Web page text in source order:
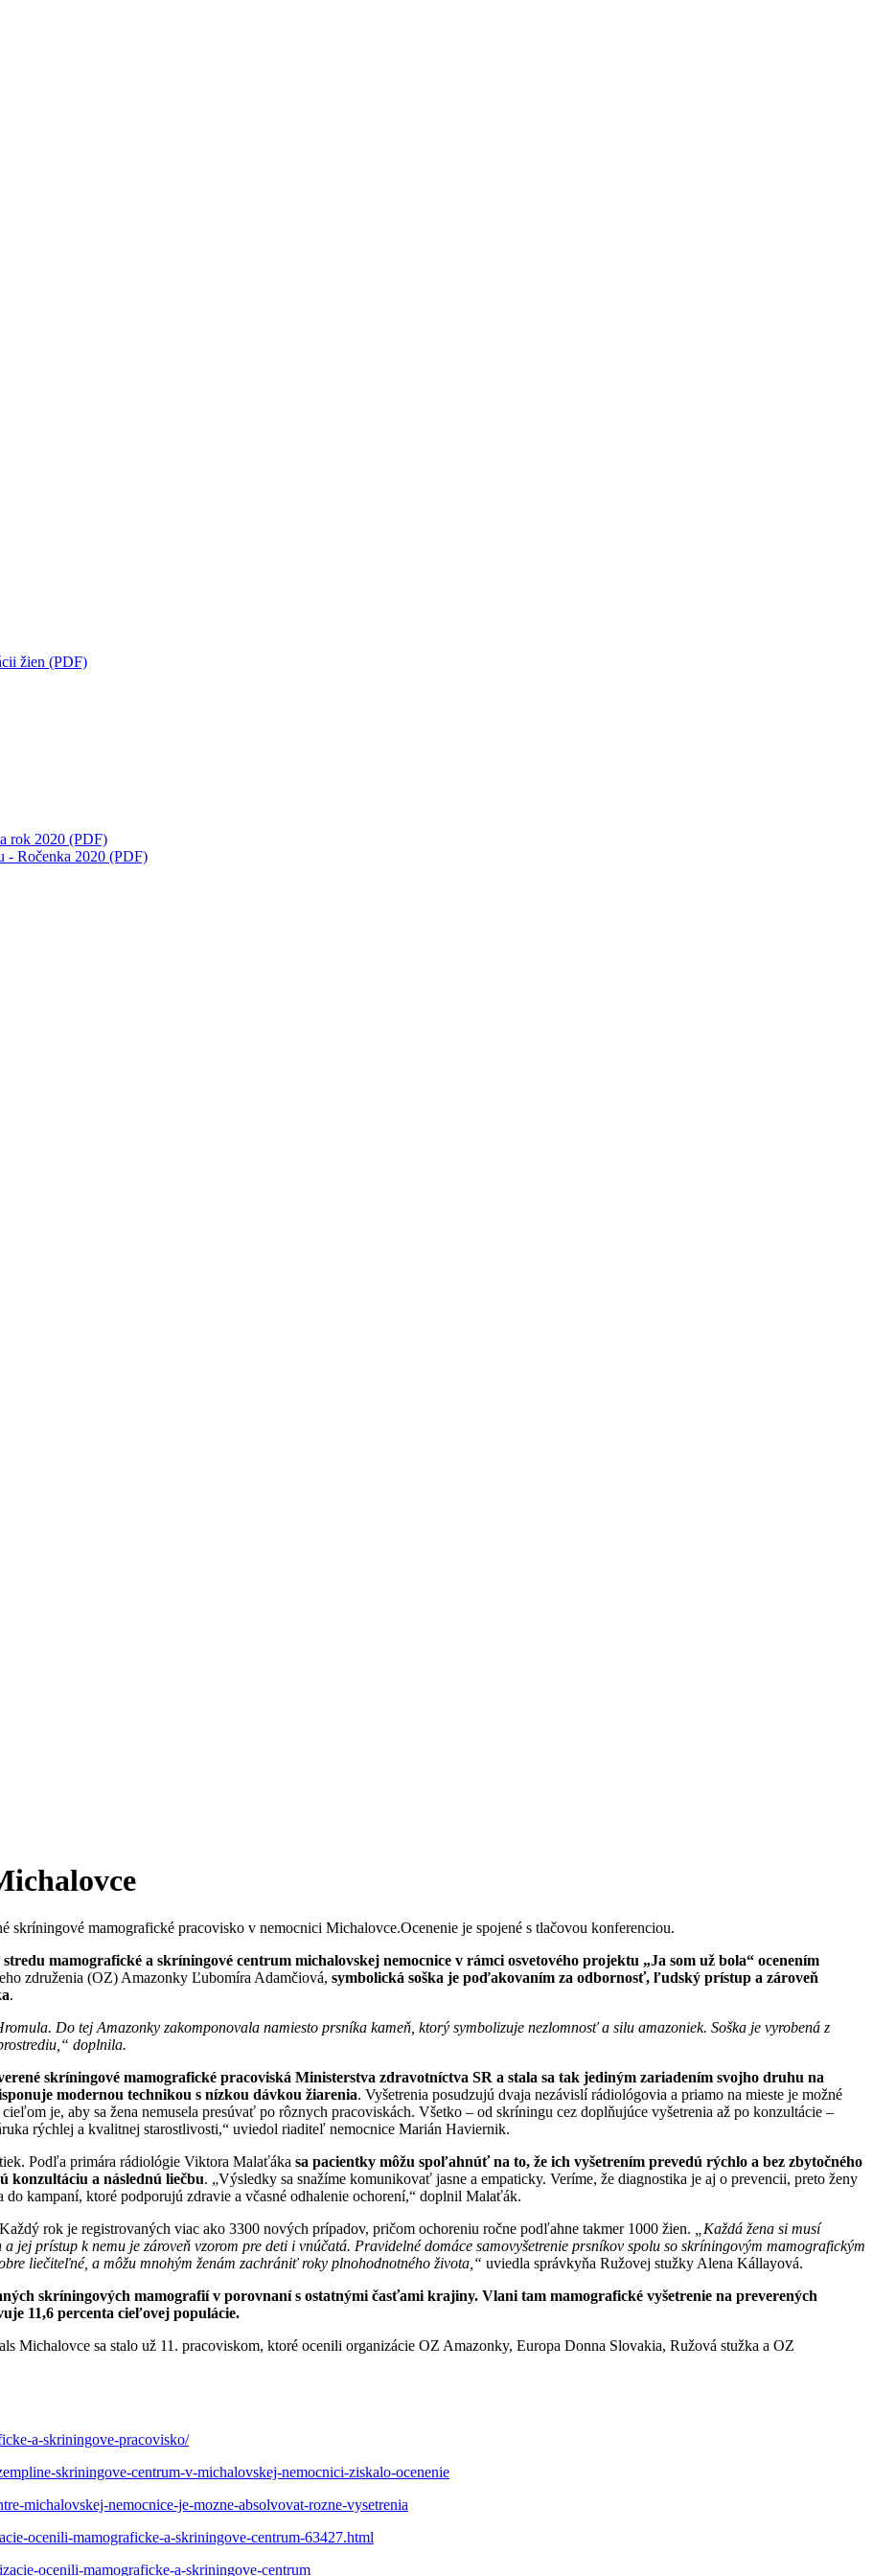
žien (PDF)
rok 2020 (PDF)
- Ročenka 2020 (PDF)
mamografické pracovisko v nemocnici Michalovce.Ocenenie je spojené s tlačovou konferenciou.
mamografické a skríningové centrum michalovskej nemocnice v rámci osvetového projektu „Ja som už bola“ ocenením
združenia (OZ) Amazonky Ľubomíra Adamčiová, symbolická soška je poďakovaním za odbornosť, ľudský prístup a zároveň
.
Do tej Amazonky zakomponovala namiesto prsníka kameň, ktorý symbolizuje nezlomnosť a silu amazoniek. Soška je vyrobená z
doplnila.
skríningové mamografické pracoviská Ministerstva zdravotníctva SR a stala sa tak jediným zariadením svojho druhu na
modernou technikou s nízkou dávkou žiarenia. Vyšetrenia posudzujú dvaja nezávislí rádiológovia a priamo na mieste je možné
je, aby sa žena nemusela presúvať po rôznych pracoviskách. Všetko – od skríningu cez doplňujúce vyšetrenia až po konzultácie –
rýchlej a kvalitnej starostlivosti,“ uviedol riaditeľ nemocnice Marián Haviernik.
Podľa primára rádiológie Viktora Malaťáka sa pacientky môžu spoľahnúť na to, že ich vyšetrením prevedú rýchlo a bez zbytočného
konzultáciu a následnú liečbu. „Výsledky sa snažíme komunikovať jasne a empaticky. Veríme, že diagnostika je aj o prevencii, preto ženy
kampaní, ktoré podporujú zdravie a včasné odhalenie ochorení,“ doplnil Malaťák.
rok je registrovaných viac ako 3300 nových prípadov, pričom ochoreniu ročne podľahne takmer 1000 žien. „Každá žena si musí
jej prístup k nemu je zároveň vzorom pre deti i vnúčatá. Pravidelné domáce samovyšetrenie prsníkov spolu so skríningovým mamografickým
liečiteľné, a môžu mnohým ženám zachrániť roky plnohodnotného života,“ uviedla správkyňa Ružovej stužky Alena Kállayová.
skríningových mamografií v porovnaní s ostatnými časťami krajiny. Vlani tam mamografické vyšetrenie na preverených
11,6 percenta cieľovej populácie.
Michalovce sa stalo už 11. pracoviskom, ktoré ocenili organizácie OZ Amazonky, Europa Donna Slovakia, Ružová stužka a OZ
a-skriningove-pracovisko/
skriningove-centrum-v-michalovskej-nemocnici-ziskalo-ocenenie
michalovskej-nemocnice-je-mozne-absolvovat-rozne-vysetrenia
ocenili-mamograficke-a-skriningove-centrum-63427.html
ocenili-mamograficke-a-skriningove-centrum